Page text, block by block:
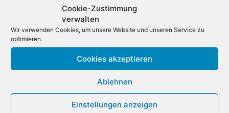
Cookie-Zustimmung
verwalten
Wir verwenden Cookies, um unsere Website und unseren Service zu
optimieren.
Cookies akzeptieren
Ablehnen
Einstellungen anzeigen
Bitkom: Cloud Computing
treibt die Digitalisierung
Betrug mit Rücksendungen –
angeklagt
Verwandte Artikel
Also unterstützt beim Ausbau
des Lenovo-Geschäfts
DISTRIBUTION